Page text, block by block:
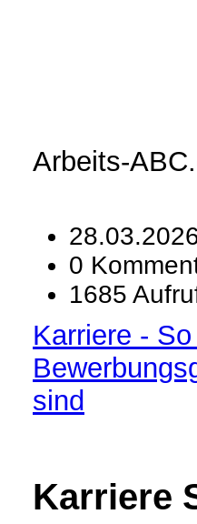
Arbeits-
0
1685
Karriere -
sind
Karriere